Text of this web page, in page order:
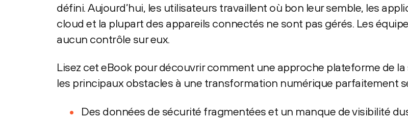
défini. Aujourd’hui, les utilisateurs travaillent où bon leur semble, les
cloud et la plupart des appareils connectés ne sont pas gérés. Les
aucun contrôle sur eux.
Lisez cet eBook pour découvrir comment une approche plateforme de
les principaux obstacles à une transformation numérique parfaitement
Des données de sécurité fragmentées et un manque de visibilité